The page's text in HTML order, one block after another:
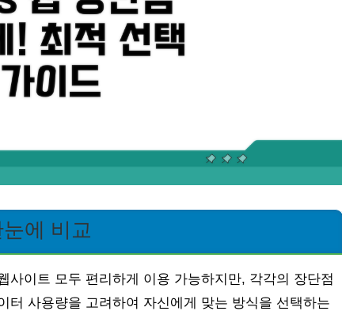
에 비교
사이트 모두 편리하게 이용 가능하지만, 각각의 장단점
터 사용량을 고려하여 자신에게 맞는 방식을 선택하는